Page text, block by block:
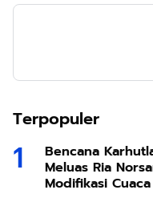
Terpopuler
Bencana
Meluas Ria
Modifikasi Cuaca